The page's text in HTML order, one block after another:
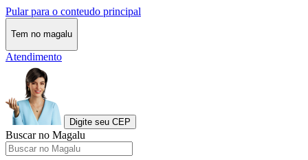
Pular para o conteudo principal
Tem no magalu
Atendimento
Digite seu CEP
Buscar no Magalu